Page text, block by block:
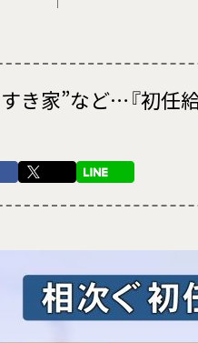
き家”など…『初任